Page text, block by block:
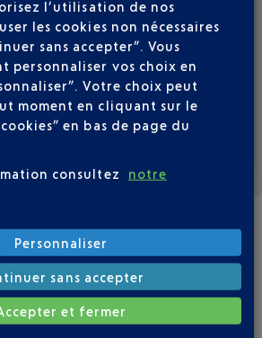
VOLS RÉGULIERS
- BRATISLAVA BTS
66€
l’utilisation de nos
les cookies non nécessaires
sans accepter”. Vous
personnaliser vos choix en
Votre choix peut
moment en cliquant sur le
en bas de page du
consultez
notre
Personnaliser
sans accepter
et fermer